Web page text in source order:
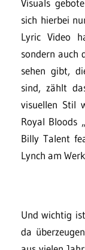
Visuals
sich hierbei
Lyric Video
sondern auch
sehen gibt,
sind, zählt
visuellen Stil
Royal Bloods „
Billy Talent
Lynch am
Und wichtig
da